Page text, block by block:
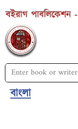
বইরাগ পাবলিকেশন -
বাংলা